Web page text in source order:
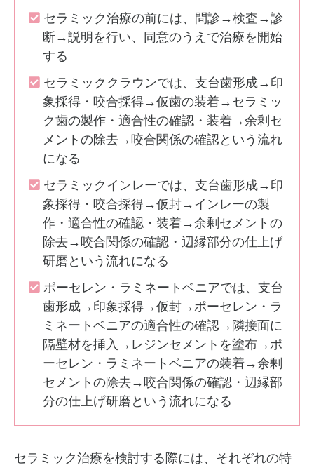
セラミック治療の前には、問診→検査→診
断→説明を行い、同意のうえで治療を開始
する
セラミッククラウンでは、支台歯形成→印
象採得・咬合採得→仮歯の装着→セラミッ
ク歯の製作・適合性の確認・装着→余剰セ
メントの除去→咬合関係の確認という流れ
になる
セラミックインレーでは、支台歯形成→印
象採得・咬合採得→仮封→インレーの製
作・適合性の確認・装着→余剰セメントの
除去→咬合関係の確認・辺縁部分の仕上げ
研磨という流れになる
ポーセレン・ラミネートベニアでは、支台
歯形成→印象採得→仮封→ポーセレン・ラ
ミネートベニアの適合性の確認→隣接面に
隔壁材を挿入→レジンセメントを塗布→ポ
ーセレン・ラミネートベニアの装着→余剰
セメントの除去→咬合関係の確認・辺縁部
分の仕上げ研磨という流れになる
セラミック治療を検討する際には、それぞれの特